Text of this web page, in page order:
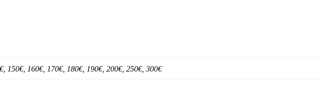
150€, 160€, 170€, 180€, 190€, 200€, 250€, 300€